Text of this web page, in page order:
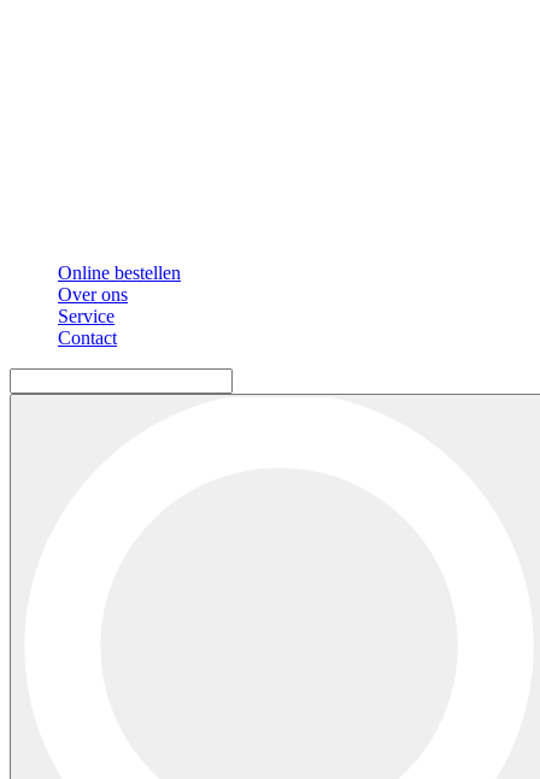
Online bestellen
Over ons
Service
Contact